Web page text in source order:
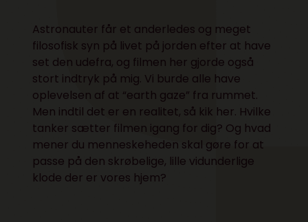
Astronauter får et anderledes og meget
filosofisk syn på livet på jorden efter at have
set den udefra, og filmen her gjorde også
stort indtryk på mig. Vi burde alle have
oplevelsen af at “earth gaze” fra rummet.
Men indtil det er en realitet, så kik her. Hvilke
tanker sætter filmen igang for dig? Og hvad
mener du menneskeheden skal gøre for at
passe på den skrøbelige, lille vidunderlige
klode der er vores hjem?